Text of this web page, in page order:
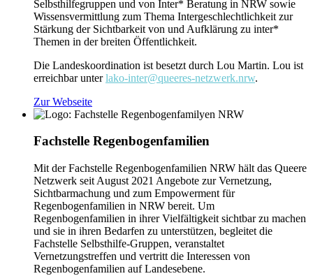
Selbsthilfegruppen und von Inter* Beratung in NRW sowie
Wissensvermittlung zum Thema Intergeschlechtlichkeit zur
Stärkung der Sichtbarkeit von und Aufklärung zu inter*
Themen in der breiten Öffentlichkeit.
Die Landeskoordination ist besetzt durch Lou Martin. Lou ist
erreichbar unterlako-inter@queeres-netzwerk.nrw.
Zur Webseite
Fachstelle Regenbogenfamilien
Mit der Fachstelle Regenbogenfamilien NRW hält das Queere
Netzwerk seit August 2021 Angebote zur Vernetzung,
Sichtbarmachung und zum Empowerment für
Regenbogenfamilien in NRW bereit. Um
Regenbogenfamilien in ihrer Vielfältigkeit sichtbar zu machen
und sie in ihren Bedarfen zu unterstützen, begleitet die
Fachstelle Selbsthilfe-Gruppen, veranstaltet
Vernetzungstreffen und vertritt die Interessen von
Regenbogenfamilien auf Landesebene.